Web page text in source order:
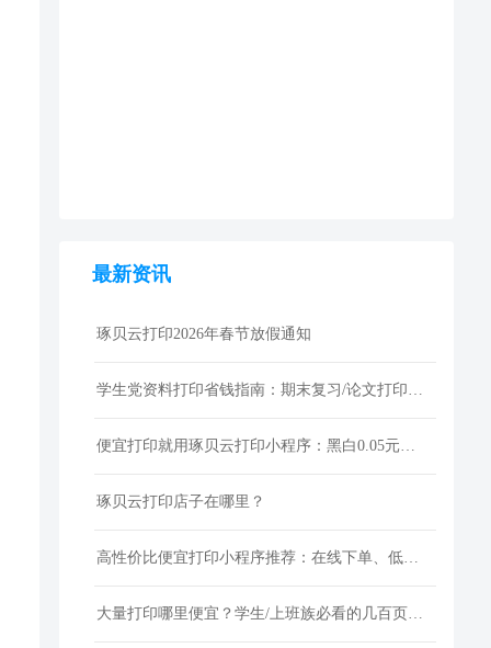
最新资讯
琢贝云打印2026年春节放假通知
学生党资料打印省钱指南：期末复习/论文打印性价比技巧
便宜打印就用琢贝云打印小程序：黑白0.05元激光打印，包邮到家
琢贝云打印店子在哪里？
高性价比便宜打印小程序推荐：在线下单、低价快印、全国包邮
大量打印哪里便宜？学生/上班族必看的几百页资料低成本打印指南